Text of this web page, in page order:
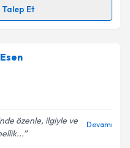
Et
ile bilgilendireceğiz.
ilişkin
özenle, ilgiyle ve
Devamı